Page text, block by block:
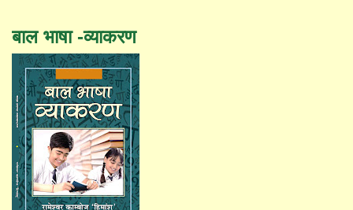
बाल भाषा -व्याकरण